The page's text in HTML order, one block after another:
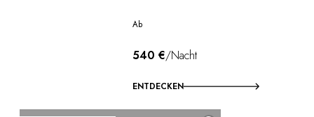
Ab
540 €/Nacht
ENTDECKEN